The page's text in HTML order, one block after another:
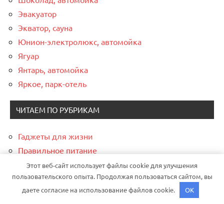
Эвакуатор
Экватор, сауна
Юнион-электролюкс, автомойка
Ягуар
Янтарь, автомойка
Яркое, парк-отель
ЧИТАЕМ ПО РУБРИКАМ
Гаджеты для жизни
Правильное питание
Приятный фитнес
Советы в каждый дом
Уход за телом
Этот веб-сайт использует файлы cookie для улучшения
пользовательского опыта. Продолжая пользоваться сайтом, вы
даете согласие на использование файлов cookie.
OK